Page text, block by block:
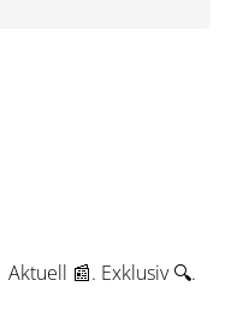
Aktuell 📰. Exklusiv 🔍.